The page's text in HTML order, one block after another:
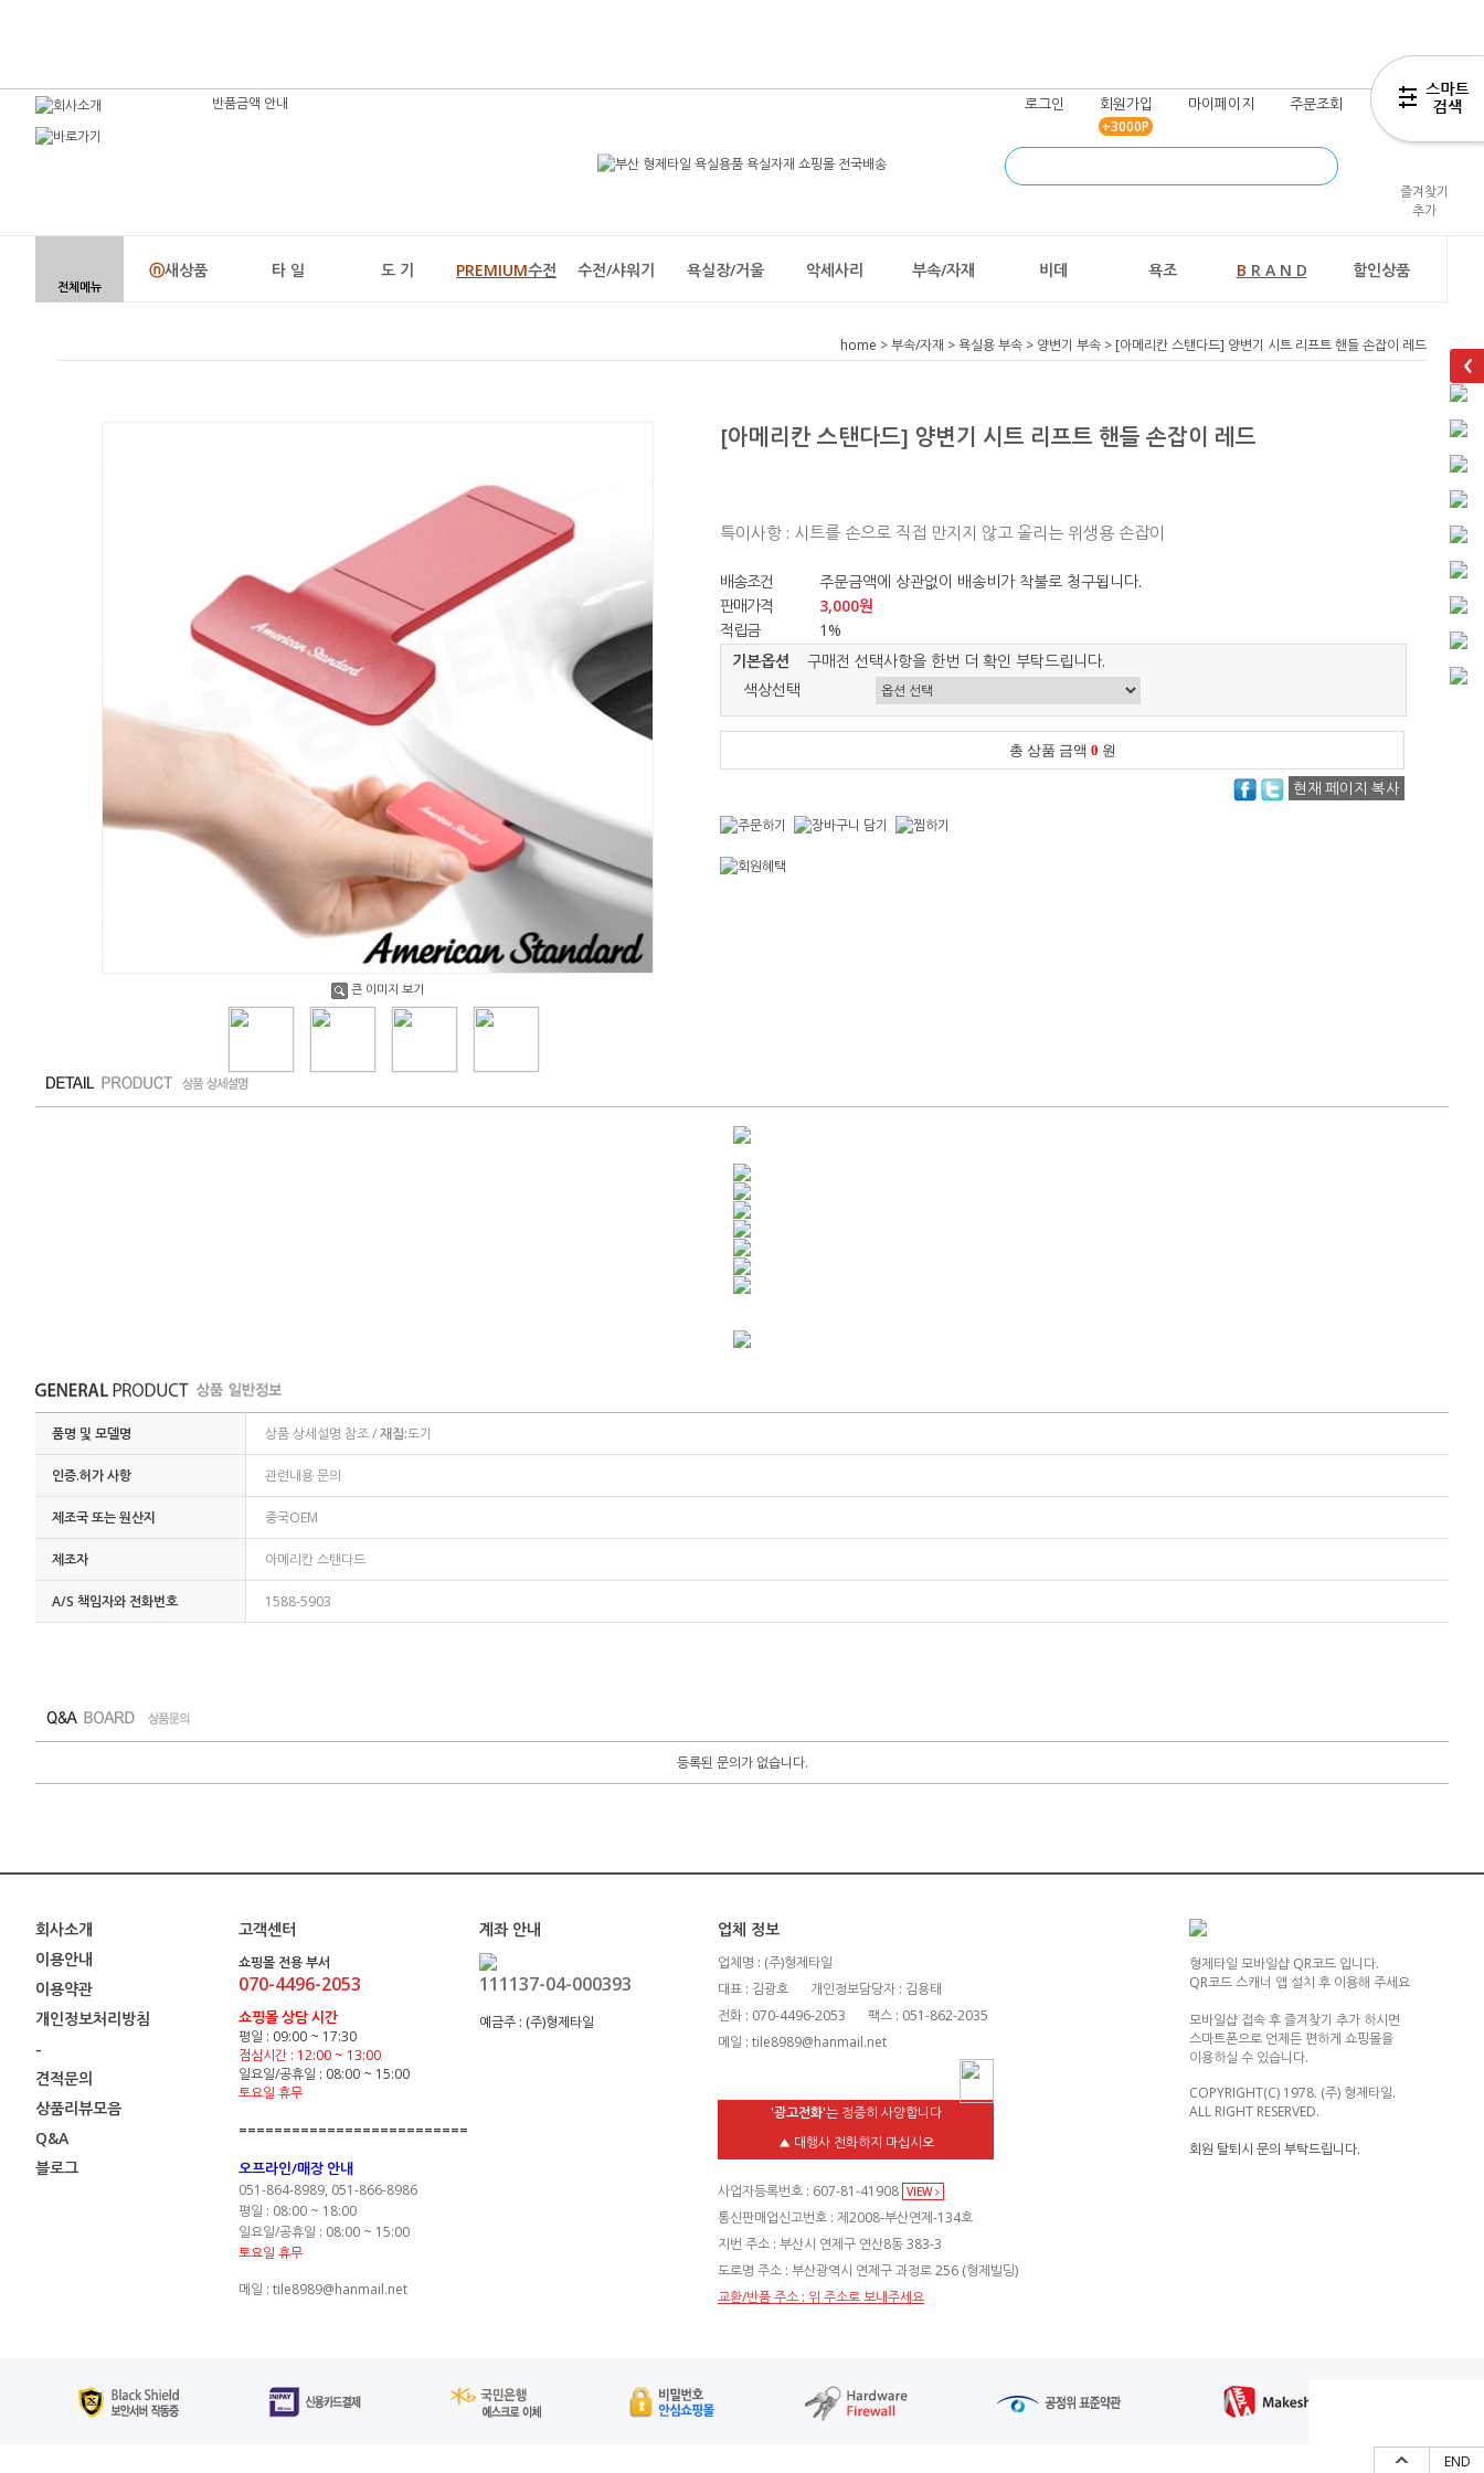
END
반품금액 안내 로그인 회원가입
+3000P
마이페이지 주문조회 장바구니
즐겨찾기
추가
전체메뉴
ⓝ새상품 타 일 도 기 PREMIUM수전 수전/샤워기 욕실장/거울 악세사리 부속/자재 비데 욕조 B R A N D 할인상품
home >부속/자재 >욕실용 부속 > 양변기 부속 > [아메리칸 스탠다드] 양변기 시트 리프트 핸들 손잡이 레드
큰 이미지 보기
[아메리칸 스탠다드] 양변기 시트 리프트 핸들 손잡이 레드
특이사항 : 시트를 손으로 직접 만지지 않고 올리는 위생용 손잡이
배송조건
주문금액에 상관없이 배송비가 착불로 청구됩니다.
판매가격
3,000원
적립금
1%
기본옵션 구매전 선택사항을 한번 더 확인 부탁드립니다.
색상선택
총 상품 금액 0 원
현재 페이지 복사
품명 및 모델명 상품 상세설명 참조 /재질:도기
인증.허가 사항 관련내용 문의
제조국 또는 원산지 중국OEM
제조자 아메리칸 스탠다드
A/S 책임자와 전화번호 1588-5903
등록된 문의가 없습니다.
회사소개
이용안내
이용약관
개인정보처리방침
-
견적문의
상품리뷰모음
Q&A
블로그
고객센터
쇼핑몰 전용 부서
070-4496-2053
쇼핑몰 상담 시간
평일 : 09:00 ~ 17:30
점심시간 : 12:00 ~ 13:00
일요일/공휴일 : 08:00 ~ 15:00
토요일 휴무
==========================
오프라인/매장 안내
051-864-8989, 051-866-8986
평일 : 08:00 ~ 18:00
일요일/공휴일 : 08:00 ~ 15:00
토요일 휴무
메일 : tile8989@hanmail.net
계좌 안내
111137-04-000393
예금주 : (주)형제타일
업체 정보
업체명 : (주)형제타일
대표 : 김광호
개인정보담당자 : 김용태
전화 : 070-4496-2053
팩스 : 051-862-2035
메일 : tile8989@hanmail.net
'광고전화'는 정중히 사양합니다
▲ 대행사 전화하지 마십시오
사업자등록번호 : 607-81-41908 VIEW
통신판매업신고번호 : 제2008-부산연제-134호
지번 주소 : 부산시 연제구 연산8동 383-3
도로명 주소 : 부산광역시 연제구 과정로 256 (형제빌딩)
교환/반품 주소 : 위 주소로 보내주세요
형제타일 모바일샵 QR코드 입니다.
QR코드 스캐너 앱 설치 후 이용해 주세요
모바일샵 접속 후 즐겨찾기 추가 하시면
스마트폰으로 언제든 편하게 쇼핑몰을
이용하실 수 있습니다.
COPYRIGHT(C) 1978. (주) 형제타일.
ALL RIGHT RESERVED.
회원 탈퇴시 문의 부탁드립니다.